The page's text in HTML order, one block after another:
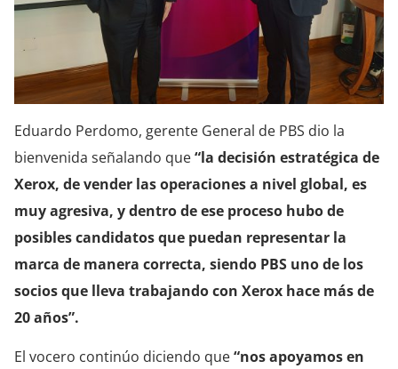
Eduardo Perdomo, gerente General de PBS dio la
bienvenida señalando que“la decisión estratégica de
Xerox, de vender las operaciones a nivel global, es
muy agresiva, y dentro de ese proceso hubo de
posibles candidatos que puedan representar la
marca de manera correcta, siendo PBS uno de los
socios que lleva trabajando con Xerox hace más de
20 años”.
El vocero continúo diciendo que“nos apoyamos en